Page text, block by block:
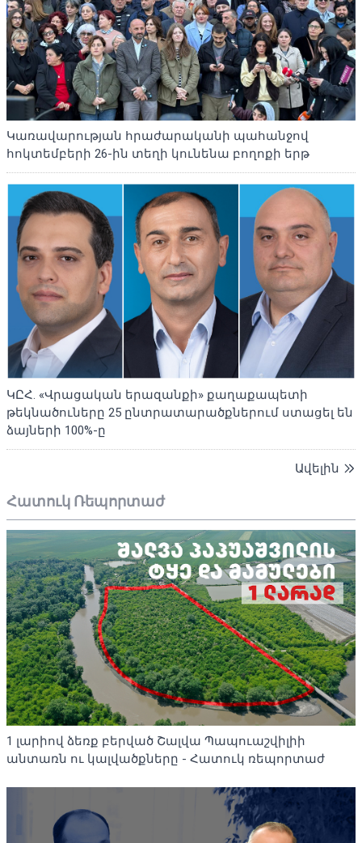
Կառավարության հրաժարականի պահանջով
հոկտեմբերի 26-ին տեղի կունենա բողոքի երթ
ԿԸՀ. «Վրացական երազանքի» քաղաքապետի
թեկնածուները 25 ընտրատարածքներում ստացել են
ձայների 100%-ը
Ավելին
Հատուկ Ռեպորտաժ
1 լարիով ձեռք բերված Շալվա Պապուաշվիլիի
անտառն ու կալվածքները - Հատուկ ռեպորտաժ